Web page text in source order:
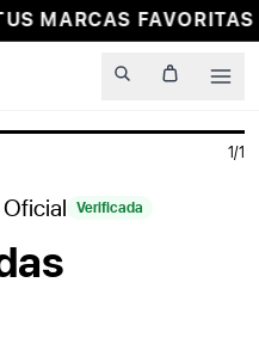
MARCAS FAVORITAS
1/1
Verificada